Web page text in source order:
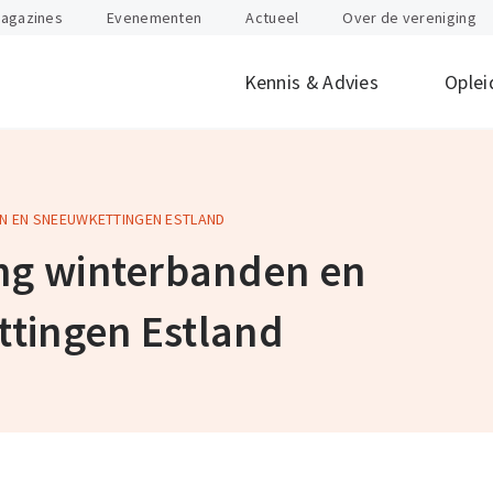
Kennis & Advies
Internationaal
ondernemen
Btw
Gevaarlijke stoffen
Logistiek Management
Evenementen Actueel Over de vereniging
EN SNEEUWKETTINGEN ESTLAND
winterbanden en
Estland